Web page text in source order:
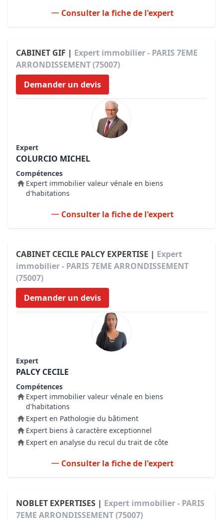
Consulter la fiche de l'expert
CABINET GIF | Expert immobilier - PARIS 7EME
ARRONDISSEMENT (75007)
Demander un devis
Expert
COLURCIO MICHEL
Compétences
Expert immobilier valeur vénale en biens
d'habitations
Consulter la fiche de l'expert
CABINET CECILE PALCY EXPERTISE | Expert
immobilier - PARIS 7EME ARRONDISSEMENT
(75007)
Demander un devis
Expert
PALCY CECILE
Compétences
Expert immobilier valeur vénale en biens
d'habitations
Expert en Pathologie du bâtiment
Expert biens à caractère exceptionnel
Expert en analyse du recul du trait de côte
Consulter la fiche de l'expert
NOBLET EXPERTISES | Expert immobilier - PARIS
7EME ARRONDISSEMENT (75007)